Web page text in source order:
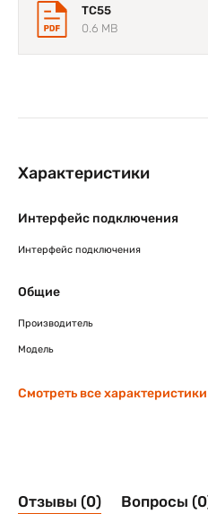
что еще более важно,
прибыльности.
TC55
0.6 MB
Характеристики
Интерфейс подключения
Интерфейс подключения
Общие
Производитель
Модель
Смотреть все характеристики
Отзывы (0) Вопросы